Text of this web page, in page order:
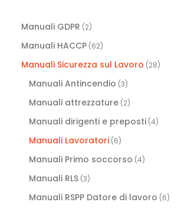
Manuali GDPR (2)
Manuali HACCP (62)
Manuali Sicurezza sul Lavoro (28)
Manuali Antincendio (3)
Manuali attrezzature (2)
Manuali dirigenti e preposti (4)
Manuali Lavoratori (6)
Manuali Primo soccorso (4)
Manuali RLS (3)
Manuali RSPP Datore di lavoro (6)